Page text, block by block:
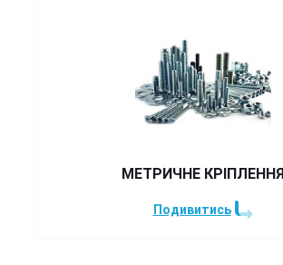
МЕТРИЧНЕ КРІПЛЕННЯ
Подивитись